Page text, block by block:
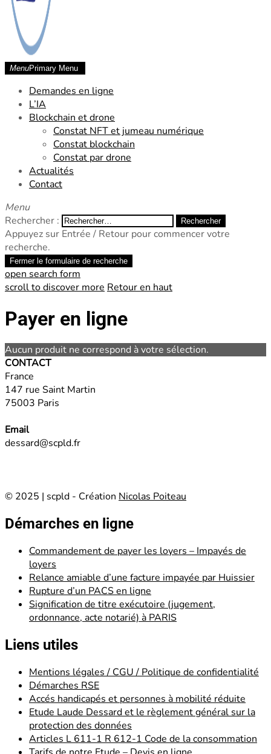
SCP Laude Dessard Chetara
MenuPrimary Menu
Demandes en ligne
L’IA
Blockchain et drone
Constat NFT et jumeau numérique
Constat blockchain
Constat par drone
Actualités
Contact
Menu
Rechercher :
Appuyez sur Entrée / Retour pour commencer votre
recherche.
Fermer le formulaire de recherche
open search form
scroll to discover more Retour en haut
Payer en ligne
Aucun produit ne correspond à votre sélection.
CONTACT
France
147 rue Saint Martin
75003 Paris
Email
dessard@scpld.fr
© 2025 | scpld - Création Nicolas Poiteau
Démarches en ligne
Commandement de payer les loyers – Impayés de
loyers
Relance amiable d’une facture impayée par Huissier
Rupture d’un PACS en ligne
Signification de titre exécutoire (jugement,
ordonnance, acte notarié) à PARIS
Liens utiles
Mentions légales / CGU / Politique de confidentialité
Démarches RSE
Accés handicapés et personnes à mobilité réduite
Etude Laude Dessard et le règlement général sur la
protection des données
Articles L 611-1 R 612-1 Code de la consommation